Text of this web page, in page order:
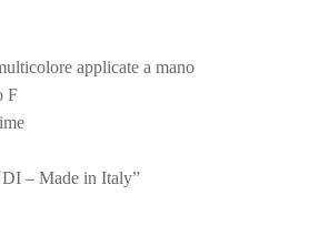
applicate a mano
F
– Made in Italy”